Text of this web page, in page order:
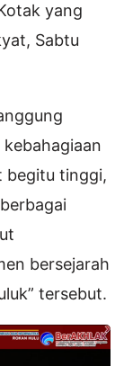
yang
Sabtu
begitu tinggi,
bersejarah
tersebut.